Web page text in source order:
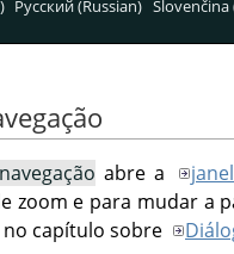
Pусский (Russian) Slovenčina
abre a
zoom e para mudar a
capítulo sobre